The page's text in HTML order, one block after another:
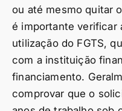
ou até mesmo quitar
é importante verificar
utilização do FGTS,
com a instituição
financiamento.
comprovar que o